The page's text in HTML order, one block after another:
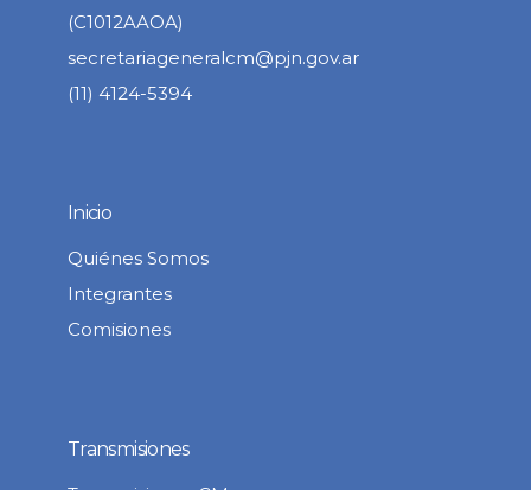
(C1012AAOA)
secretariageneralcm@pjn.gov.ar
(11) 4124-5394
Inicio
Quiénes Somos
Integrantes
Comisiones
Transmisiones